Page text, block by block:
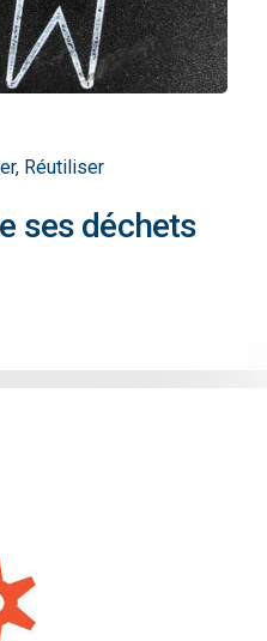
, Réutiliser
ses déchets